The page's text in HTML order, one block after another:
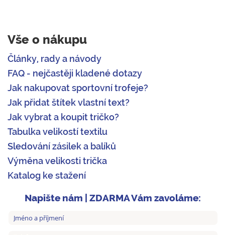
Vše o nákupu
Články, rady a návody
FAQ - nejčastěji kladené dotazy
Jak nakupovat sportovní trofeje?
Jak přidat štítek vlastní text?
Jak vybrat a koupit tričko?
Tabulka velikostí textilu
Sledování zásilek a balíků
Výměna velikosti trička
Katalog ke stažení
Napište nám | ZDARMA Vám zavoláme: